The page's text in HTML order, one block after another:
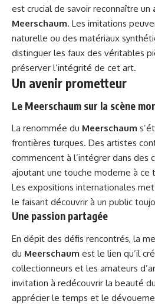
est crucial de savoir reconnaître un
Meerschaum. Les imitations
naturelle ou des matériaux
distinguer les faux des véritables
préserver l’intégrité de cet art.
Un avenir prometteur
Le Meerschaum sur la scène
La renommée du Meerschaum
frontières turques. Des artistes
commencent à l’intégrer dans des
ajoutant une touche moderne à ce
Les expositions internationales
le faisant découvrir à un public
Une passion partagée
En dépit des défis rencontrés, la
du Meerschaum est le lien qu’il
collectionneurs et les amateurs
invitation à redécouvrir la beauté
apprécier le temps et le